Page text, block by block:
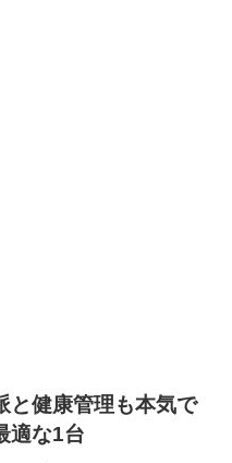
と健康管理も本気で
適な1台